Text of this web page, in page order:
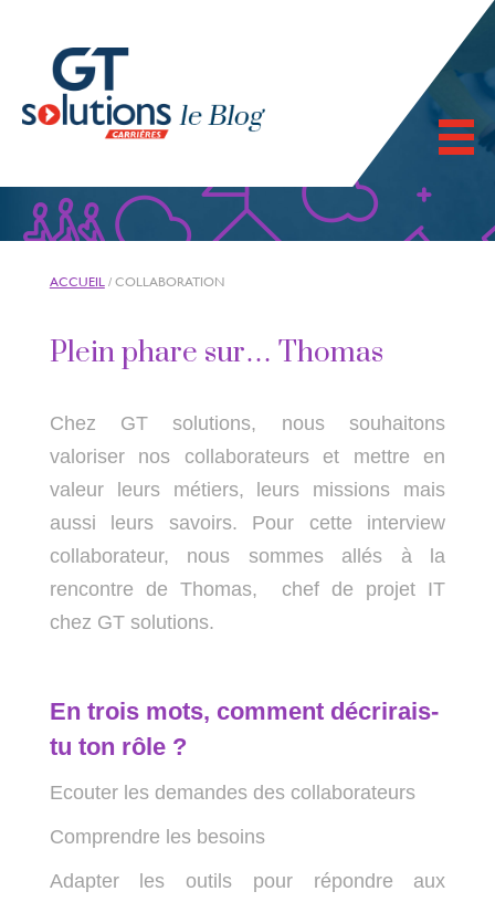
ACCUEIL/ COLLABORATION
Plein phare sur… Thomas
Chez GT solutions, nous souhaitons
valoriser nos collaborateurs et mettre en
valeur leurs métiers, leurs missions mais
aussi leurs savoirs. Pour cette interview
collaborateur, nous sommes allés à la
rencontre de Thomas, chef de projet IT
chez GT solutions.
En trois mots, comment décrirais-
tu ton rôle ?
Ecouter les demandes des collaborateurs
Comprendre les besoins
Adapter les outils pour répondre aux